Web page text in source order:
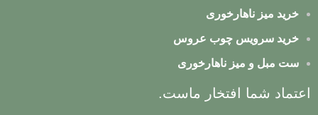
خرید میز ناهارخوری
خرید سرویس چوب عروس
ست مبل و میز ناهارخوری
اعتماد شما افتخار ماست.